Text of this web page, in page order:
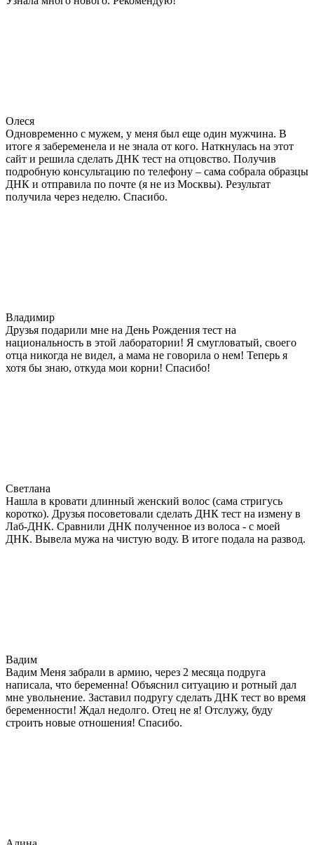
Олеся
Одновременно с мужем, у меня был еще один мужчина. В
итоге я забеременела и не знала от кого. Наткнулась на этот
сайт и решила сделать ДНК тест на отцовство. Получив
подробную консультацию по телефону – сама собрала образцы
ДНК и отправила по почте (я не из Москвы). Результат
получила через неделю. Спасибо.
Владимир
Друзья подарили мне на День Рождения тест на
национальность в этой лаборатории! Я смугловатый, своего
отца никогда не видел, а мама не говорила о нем! Теперь я
хотя бы знаю, откуда мои корни! Спасибо!
Светлана
Нашла в кровати длинный женский волос (сама стригусь
коротко). Друзья посоветовали сделать ДНК тест на измену в
Лаб-ДНК. Сравнили ДНК полученное из волоса - с моей
ДНК. Вывела мужа на чистую воду. В итоге подала на развод.
Вадим
Вадим Меня забрали в армию, через 2 месяца подруга
написала, что беременна! Объяснил ситуацию и ротный дал
мне увольнение. Заставил подругу сделать ДНК тест во время
беременности! Ждал недолго. Отец не я! Отслужу, буду
строить новые отношения! Спасибо.